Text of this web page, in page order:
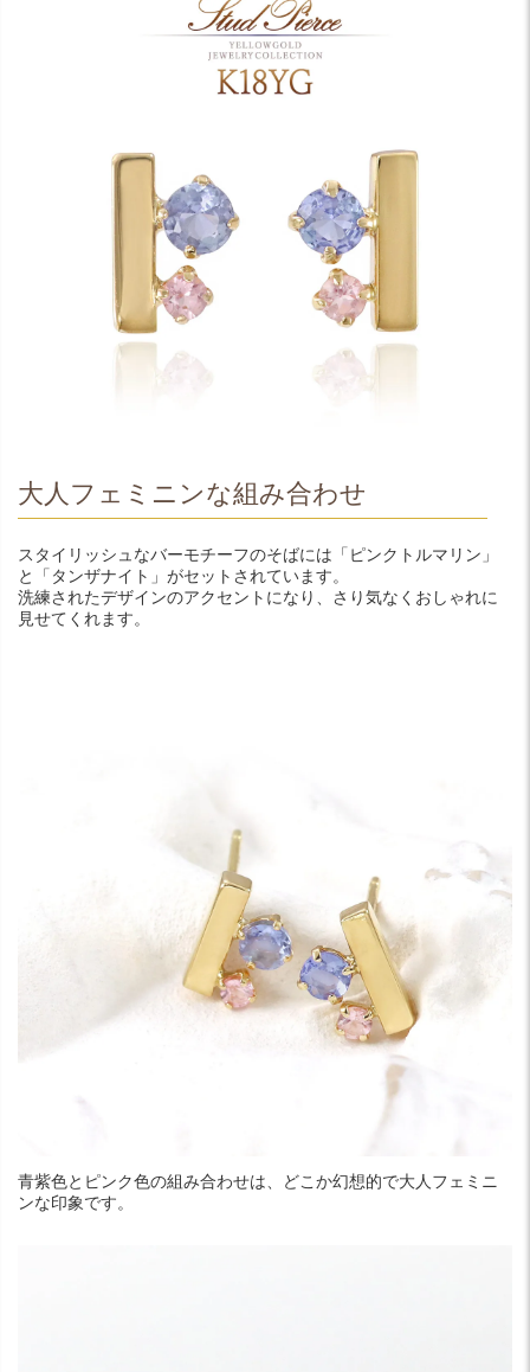
大人フェミニンな組み合わせ
スタイリッシュなバーモチーフのそばには「ピンクトルマリン」
と「タンザナイト」がセットされています。
洗練されたデザインのアクセントになり、さり気なくおしゃれに
見せてくれます。
青紫色とピンク色の組み合わせは、どこか幻想的で大人フェミニ
ンな印象です。